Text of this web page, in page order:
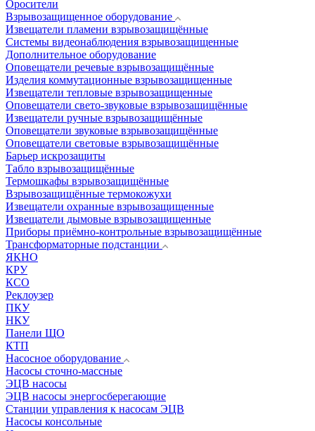
Оросители
Взрывозащищенное оборудование
Извещатели пламени взрывозащищённые
Системы видеонаблюдения взрывозащищенные
Дополнительное оборудование
Оповещатели речевые взрывозащищённые
Изделия коммутационные взрывозащищенные
Извещатели тепловые взрывозащищенные
Оповещатели свето-звуковые взрывозащищённые
Извещатели ручные взрывозащищённые
Оповещатели звуковые взрывозащищённые
Оповещатели световые взрывозащищённые
Барьер искрозащиты
Табло взрывозащищённые
Термошкафы взрывозащищённые
Взрывозащищённые термокожухи
Извещатели охранные взрывозащищенные
Извещатели дымовые взрывозащищенные
Приборы приёмно-контрольные взрывозащищённые
Трансформаторные подстанции
ЯКНО
КРУ
КСО
Реклоузер
ПКУ
НКУ
Панели ЩО
КТП
Насосное оборудование
Насосы сточно-массные
ЭЦВ насосы
ЭЦВ насосы энергосберегающие
Станции управления к насосам ЭЦВ
Насосы консольные